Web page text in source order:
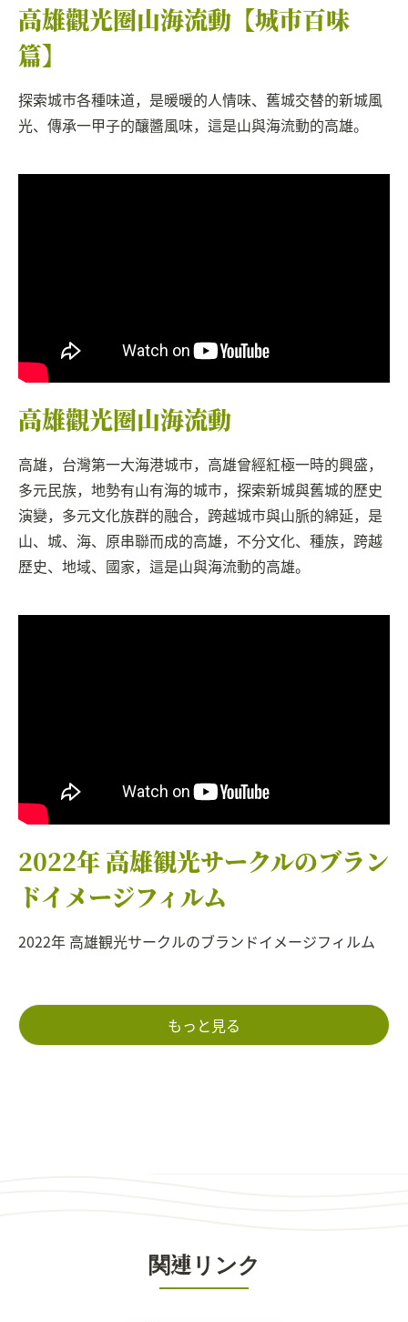
高雄觀光圈山海流動【城市百味
篇】
探索城市各種味道，是暖暖的人情味、舊城交替的新城風
光、傳承一甲子的釀醬風味，這是山與海流動的高雄。
高雄觀光圈山海流動
高雄，台灣第一大海港城市，高雄曾經紅極一時的興盛，
多元民族，地勢有山有海的城市，探索新城與舊城的歷史
演變，多元文化族群的融合，跨越城市與山脈的綿延，是
山、城、海、原串聯而成的高雄，不分文化、種族，跨越
歷史、地域、國家，這是山與海流動的高雄。
2022年 高雄観光サークルのブラン
ドイメージフィルム
2022年 高雄観光サークルのブランドイメージフィルム
もっと見る
関連リンク